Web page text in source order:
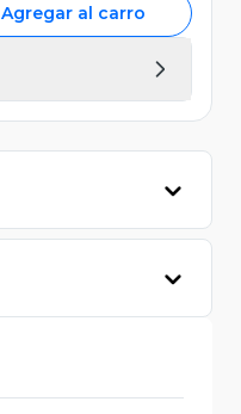
Agregar al carro